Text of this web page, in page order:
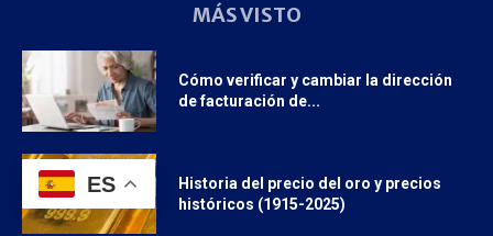
MÁS VISTO
Cómo verificar y cambiar la dirección
de facturación de...
Historia del precio del oro y precios
históricos (1915-2025)
ES